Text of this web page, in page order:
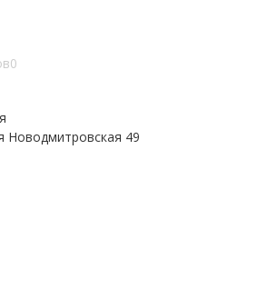
0
Новодмитровская 49